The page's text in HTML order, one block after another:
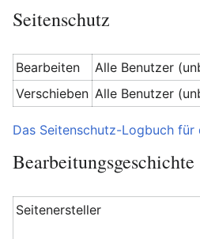
Seitenschutz
Bearbeiten
Alle Benutzer
Verschieben Alle Benutzer
Das Seitenschutz-Logbuch für
Bearbeitungsgeschichte
Seitenersteller